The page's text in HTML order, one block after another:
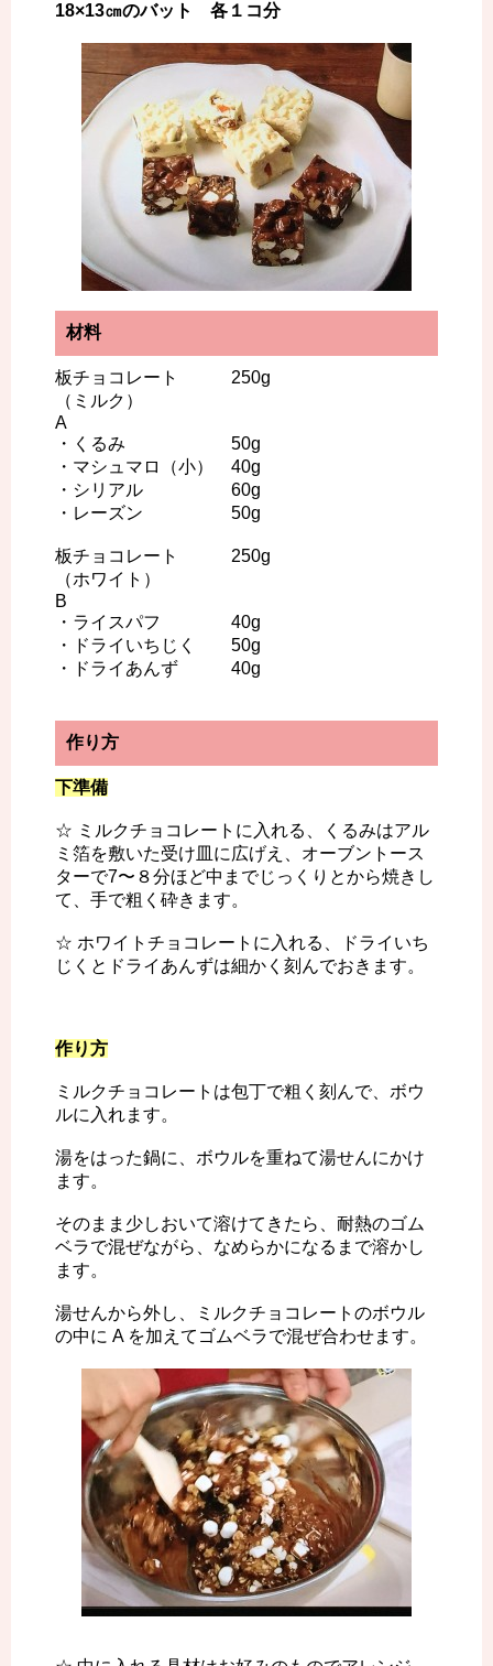
18×13㎝のバット 各１コ分
材料
板チョコレート 250g
（ミルク）
A
・くるみ 50g
・マシュマロ（小） 40g
・シリアル 60g
・レーズン 50g
板チョコレート 250g
（ホワイト）
B
・ライスパフ 40g
・ドライいちじく 50g
・ドライあんず 40g
作り方
下準備
☆ ミルクチョコレートに入れる、くるみはアル
ミ箔を敷いた受け皿に広げえ、オーブントース
ターで7〜８分ほど中までじっくりとから焼きし
て、手で粗く砕きます。
☆ ホワイトチョコレートに入れる、ドライいち
じくとドライあんずは細かく刻んでおきます。
作り方
ミルクチョコレートは包丁で粗く刻んで、ボウ
ルに入れます。
湯をはった鍋に、ボウルを重ねて湯せんにかけ
ます。
そのまま少しおいて溶けてきたら、耐熱のゴム
ベラで混ぜながら、なめらかになるまで溶かし
ます。
湯せんから外し、ミルクチョコレートのボウル
の中に A を加えてゴムベラで混ぜ合わせます。